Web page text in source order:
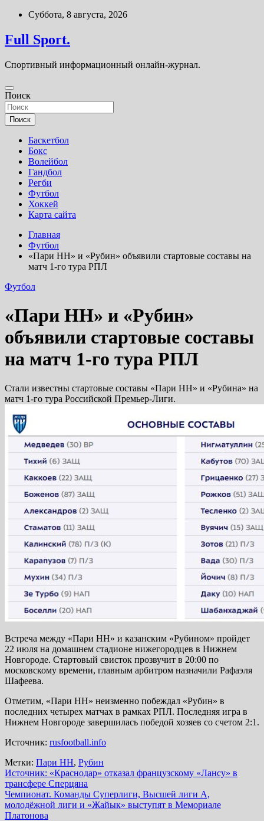
Перейти
содержимому
Суббота, 8 августа, 2026
Full Sport.
Спортивный информационный онлайн-журнал.
Поиск
Поиск
Баскетбол
Бокс
Волейбол
Гандбол
Регби
Футбол
Хоккей
Карта сайта
Главная
Футбол
«Пари НН» и «Рубин» объявили стартовые составы на
матч 1-го тура РПЛ
Футбол
«Пари НН» и «Рубин»
объявили стартовые составы
на матч 1-го тура РПЛ
Стали известны стартовые составы «Пари НН» и «Рубина» на
матч 1-го тура Российской Премьер-Лиги.
Встреча между «Пари НН» и казанским «Рубином» пройдет
22 июля на домашнем стадионе нижегородцев в Нижнем
Новгороде. Стартовый свисток прозвучит в 20:00 по
московскому времени, главным арбитром назначили Рафаэля
Шафеева.
Отметим, «Пари НН» неизменно побеждал «Рубин» в
последних четырех матчах в рамках РПЛ. Последняя игра в
Нижнем Новгороде завершилась победой хозяев со счетом 2:1.
Источник: rusfootball.info
Метки: Пари НН, Рубин
Навигация
по
записям
Источник: «Краснодар» отказал французскому «Лансу» в
трансфере Сперцяна
Чемпионат. Команды Суперлиги, Высшей лиги А,
молодёжной лиги и «Жайык» выступят в Мемориале
Платонова